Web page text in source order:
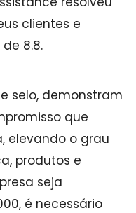
clientes e
8.8.
selo, demonstram
que
elevando o grau
produtos e
seja
é necessário